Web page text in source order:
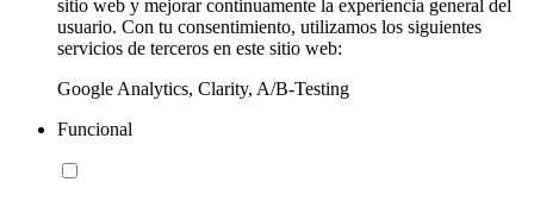
sitio web y mejorar continuamente la experiencia general del
usuario. Con tu consentimiento, utilizamos los siguientes
servicios de terceros en este sitio web:
Google Analytics, Clarity, A/B-Testing
Funcional